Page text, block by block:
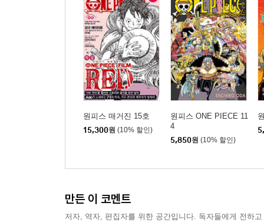
원피스 매거진 15호
15,300원 (10% 할인)
원피스 ONE PIECE 11
4
5,850원 (10% 할인)
만든 이 코멘트
저자, 역자, 편집자를 위한 공간입니다. 독자들에게 전하